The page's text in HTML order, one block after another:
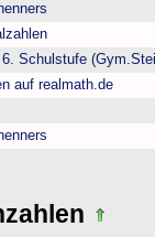
Schulstufe
auf realmath.de